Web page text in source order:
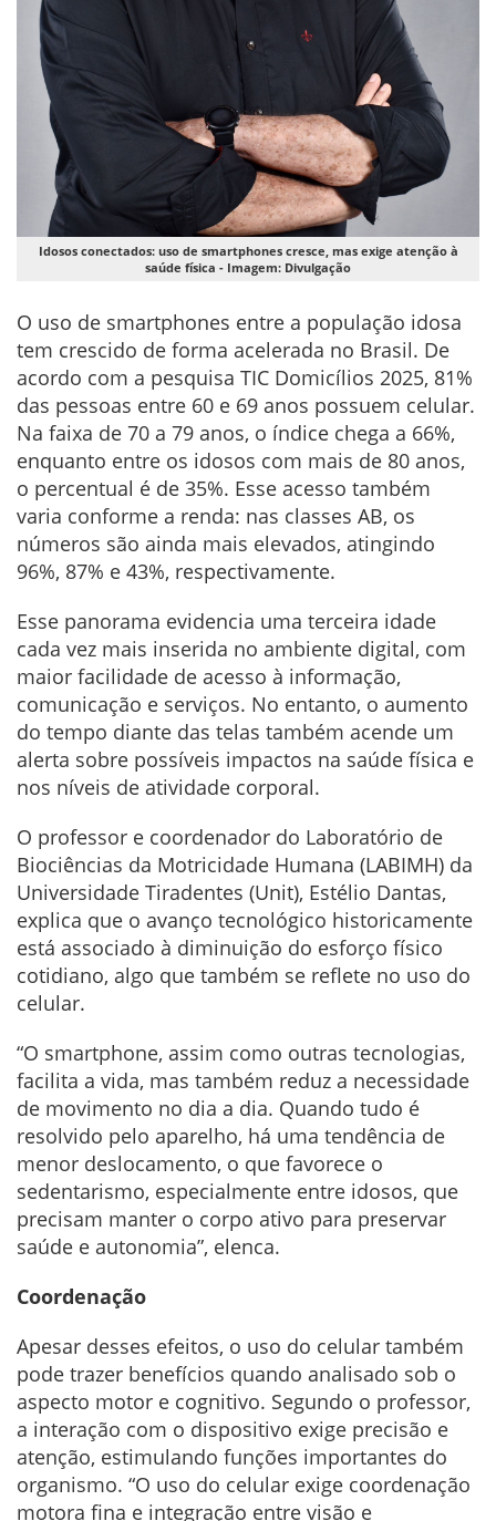
Idosos conectados: uso de smartphones cresce, mas exige atenção à
saúde física - Imagem: Divulgação
O uso de smartphones entre a população idosa
tem crescido de forma acelerada no Brasil. De
acordo com a pesquisa TIC Domicílios 2025, 81%
das pessoas entre 60 e 69 anos possuem celular.
Na faixa de 70 a 79 anos, o índice chega a 66%,
enquanto entre os idosos com mais de 80 anos,
o percentual é de 35%. Esse acesso também
varia conforme a renda: nas classes AB, os
números são ainda mais elevados, atingindo
96%, 87% e 43%, respectivamente.
Esse panorama evidencia uma terceira idade
cada vez mais inserida no ambiente digital, com
maior facilidade de acesso à informação,
comunicação e serviços. No entanto, o aumento
do tempo diante das telas também acende um
alerta sobre possíveis impactos na saúde física e
nos níveis de atividade corporal.
O professor e coordenador do Laboratório de
Biociências da Motricidade Humana (LABIMH) da
Universidade Tiradentes (Unit), Estélio Dantas,
explica que o avanço tecnológico historicamente
está associado à diminuição do esforço físico
cotidiano, algo que também se reflete no uso do
celular.
“O smartphone, assim como outras tecnologias,
facilita a vida, mas também reduz a necessidade
de movimento no dia a dia. Quando tudo é
resolvido pelo aparelho, há uma tendência de
menor deslocamento, o que favorece o
sedentarismo, especialmente entre idosos, que
precisam manter o corpo ativo para preservar
saúde e autonomia”, elenca.
Coordenação
Apesar desses efeitos, o uso do celular também
pode trazer benefícios quando analisado sob o
aspecto motor e cognitivo. Segundo o professor,
a interação com o dispositivo exige precisão e
atenção, estimulando funções importantes do
organismo. “O uso do celular exige coordenação
motora fina e integração entre visão e